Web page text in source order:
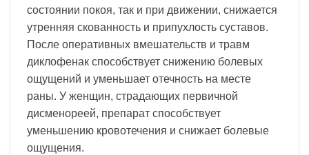
состоянии покоя, так и при движении, снижается
утренняя скованность и припухлость суставов.
После оперативных вмешательств и травм
диклофенак способствует снижению болевых
ощущений и уменьшает отечность на месте
раны. У женщин, страдающих первичной
дисменореей, препарат способствует
уменьшению кровотечения и снижает болевые
ощущения.